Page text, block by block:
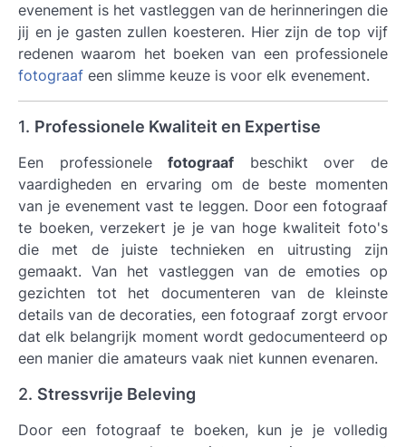
evenement is het vastleggen van de herinneringen die
jij en je gasten zullen koesteren. Hier zijn de top vijf
redenen waarom het boeken van een professionele
fotograaf een slimme keuze is voor elk evenement.
1. Professionele Kwaliteit en Expertise
Een professionelefotograaf beschikt over de
vaardigheden en ervaring om de beste momenten
van je evenement vast te leggen. Door een fotograaf
te boeken, verzekert je je van hoge kwaliteit foto's
die met de juiste technieken en uitrusting zijn
gemaakt. Van het vastleggen van de emoties op
gezichten tot het documenteren van de kleinste
details van de decoraties, een fotograaf zorgt ervoor
dat elk belangrijk moment wordt gedocumenteerd op
een manier die amateurs vaak niet kunnen evenaren.
2. Stressvrije Beleving
Door een fotograaf te boeken, kun je je volledig